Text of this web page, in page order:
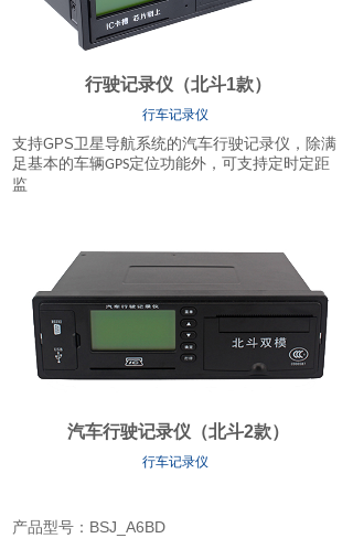
行驶记录仪（北斗1款）
行车记录仪
支持GPS 卫星导航系统的汽车行驶记录仪，除满
足基本的车辆GPS定位功能外，可支持定时定距
监
汽车行驶记录仪（北斗2款）
行车记录仪
产品型号：BSJ_A6BD